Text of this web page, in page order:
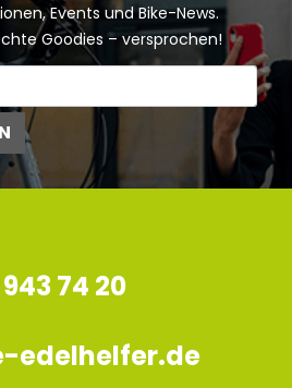
Events und Bike-News.
Goodies – versprochen!
74 20
edelhelfer.de